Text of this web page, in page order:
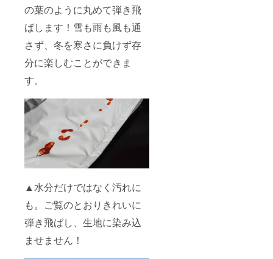
の葉のように丸めて弾き飛
ばします！雪も雨も風も通
さず、冬を寒さに負けず存
分に楽しむことができま
す。
▲水分だけではなく汚れに
も。ご覧のとおりきれいに
弾き飛ばし、生地に染み込
ませません！